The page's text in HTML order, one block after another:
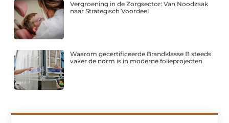
Vergroening in de Zorgsector: Van Noodzaak
naar Strategisch Voordeel
Waarom gecertificeerde Brandklasse B steeds
vaker de norm is in moderne folieprojecten